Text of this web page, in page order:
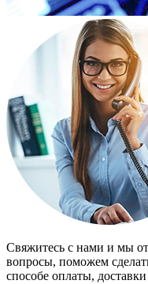
Свяжитесь с нами и мы
вопросы, поможем
способе оплаты,